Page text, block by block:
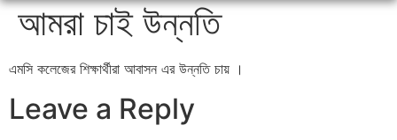
আমরা চাই উন্নতি
এমসি কলেজের শিক্ষার্থীরা আবাসন এর উন্নতি চায় ।
Leave a Reply